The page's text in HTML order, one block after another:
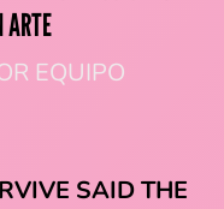
ARTE
EQUIPO
SAID THE